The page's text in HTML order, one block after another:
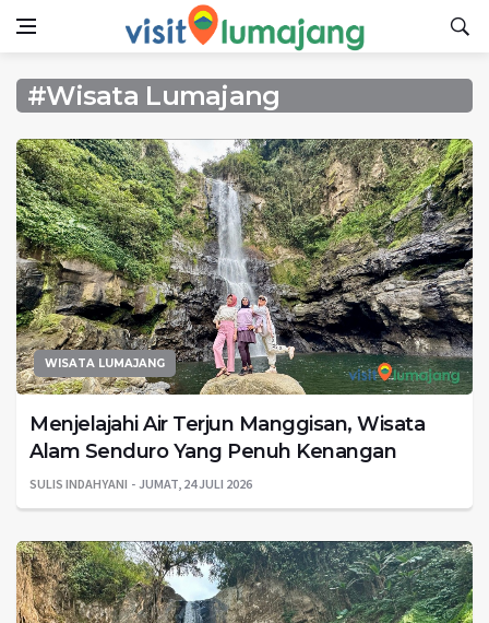
#Wisata Lumajang
WISATA LUMAJANG
Menjelajahi Air Terjun Manggisan, Wisata
Alam Senduro Yang Penuh Kenangan
SULIS INDAHYANI JUMAT, 24 JULI 2026